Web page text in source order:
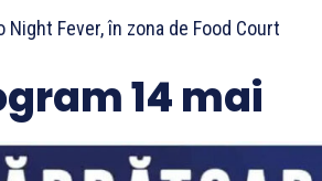
Night Fever, în zona de Food Court
14 mai